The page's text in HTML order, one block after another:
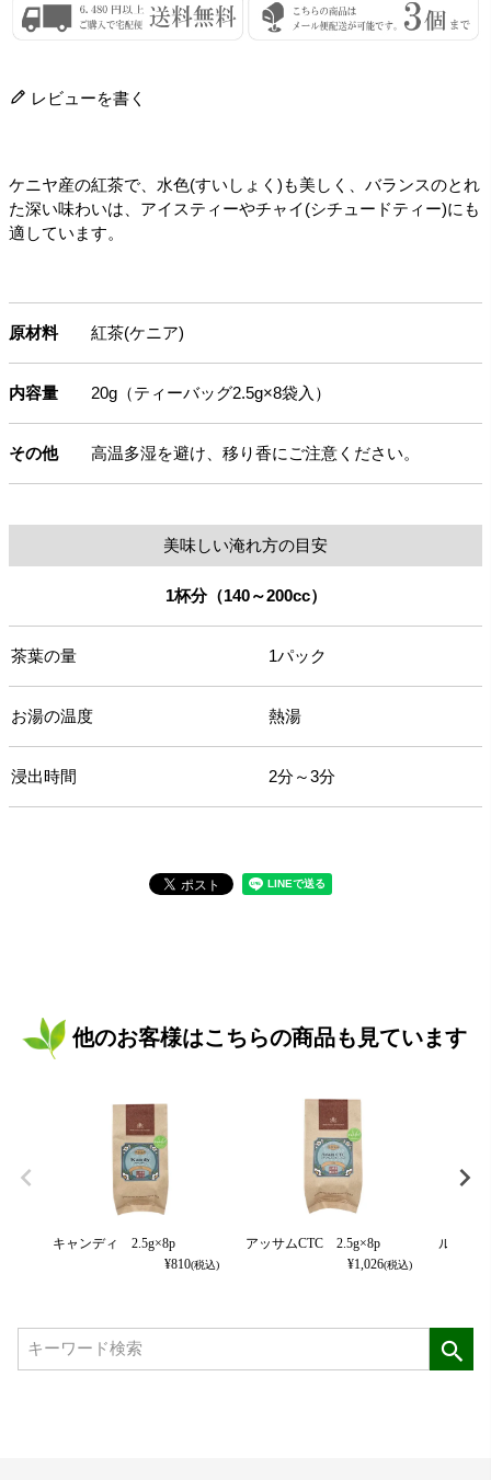
レビューを書く
ケニヤ産の紅茶で、水色(すいしょく)も美しく、バランスのとれ
た深い味わいは、アイスティーやチャイ(シチュードティー)にも
適しています。
原材料 紅茶(ケニア)
内容量 20g（ティーバッグ2.5g×8袋入）
その他 高温多湿を避け、移り香にご注意ください。
美味しい淹れ方の目安
1杯分（140～200cc）
茶葉の量 1パック
お湯の温度 熱湯
浸出時間 2分～3分
他のお客様はこちらの商品も見ています
キャンディ 2.5g×8p
¥810(税込)
アッサムCTC 2.5g×8p
¥1,026(税込)
ルフナ